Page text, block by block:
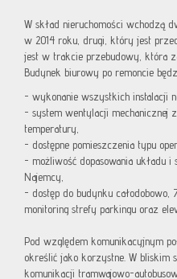
W skład nieruchomości wchodzą
w 2014 roku, drugi, który jest
jest w trakcie przebudowy, która
Budynek biurowy po remoncie
- wykonanie wszystkich instalacji
- system wentylacji mechanicznej
temperatury,
- dostępne pomieszczenia typu
- możliwość dopasowania układu
Najemcy,
- dostęp do budynku
monitoring strefy parkingu oraz
Pod względem komunikacyjnym
określić jako korzystne. W bliskim
komunikacji tramwajowo-